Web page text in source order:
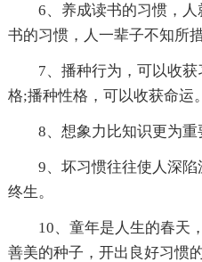
6、养成读书的习惯，
书的习惯，人一辈子不知所措
7、播种行为，可以收
格;播种性格，可以收获命运
8、想象力比知识更为重
9、坏习惯往往使人深
终生。
10、童年是人生的春天
善美的种子，开出良好习惯